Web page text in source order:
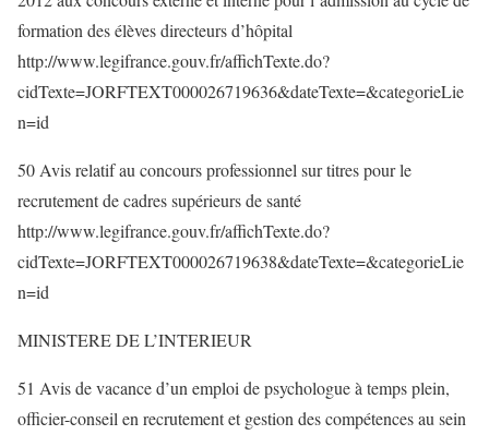
formation des élèves directeurs d’hôpital
http://www.legifrance.gouv.fr/affichTexte.do?
cidTexte=JORFTEXT000026719636&dateTexte=&categorieLie
n=id
50 Avis relatif au concours professionnel sur titres pour le
recrutement de cadres supérieurs de santé
http://www.legifrance.gouv.fr/affichTexte.do?
cidTexte=JORFTEXT000026719638&dateTexte=&categorieLie
n=id
MINISTERE DE L’INTERIEUR
51 Avis de vacance d’un emploi de psychologue à temps plein,
officier-conseil en recrutement et gestion des compétences au sein